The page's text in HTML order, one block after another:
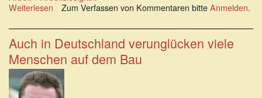
Weiterlesen über
sui
generis
-
einzigartig
in
seiner
Charakteristika
Zum Verfassen von Kommentaren bitteAnmelden.
Auch in Deutschland verunglücken viele
Menschen auf dem Bau